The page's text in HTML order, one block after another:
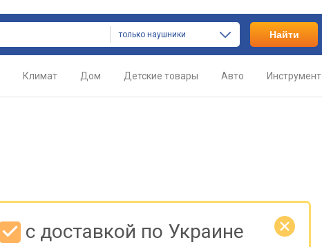
только наушники Найти
Климат Дом Детские товары Авто Инструмент
с доставкой по Украине